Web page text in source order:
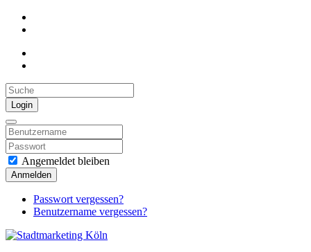
Login
Angemeldet bleiben
Anmelden
Passwort vergessen?
Benutzername vergessen?